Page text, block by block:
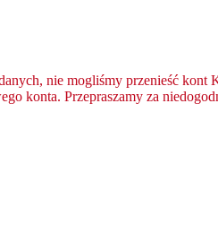
nie mogliśmy przenieść
konta. Przepraszamy za